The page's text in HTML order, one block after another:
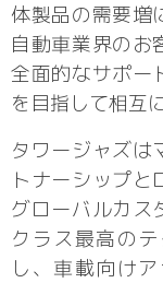
体製品の需要増
自動車業界のお
全面的なサポー
を目指して相互
タワージャズは
トナーシップ
グローバルカス
クラス最高の
し、車載向け